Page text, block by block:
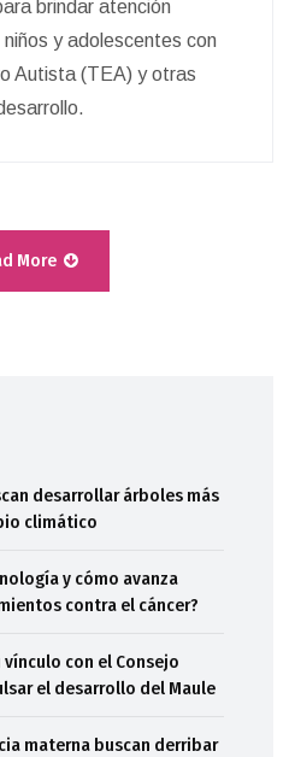
brindar atención
y adolescentes con
Autista (TEA) y otras
More
desarrollar árboles más
climático
y cómo avanza
contra el cáncer?
con el Consejo
el desarrollo del Maule
materna buscan derribar